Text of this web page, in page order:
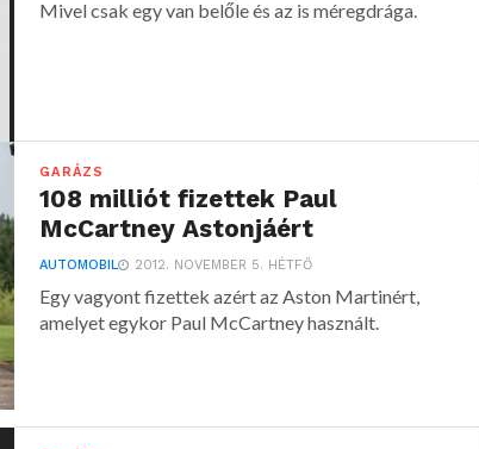
Mivel csak egy van belőle és az is méregdrága.
GARÁZS
108 milliót fizettek Paul
McCartney Astonjáért
AUTOMOBIL 2012. NOVEMBER 5. HÉTFŐ
Egy vagyont fizettek azért az Aston Martinért,
amelyet egykor Paul McCartney használt.